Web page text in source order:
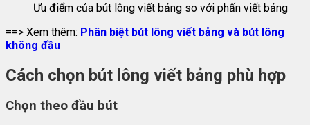
Ưu điểm của bút lông viết bảng so với phấn viết bảng
==> Xem thêm: Phân biệt bút lông viết bảng và bút lông
không đầu
Cách chọn bút lông viết bảng phù hợp
Chọn theo đầu bút